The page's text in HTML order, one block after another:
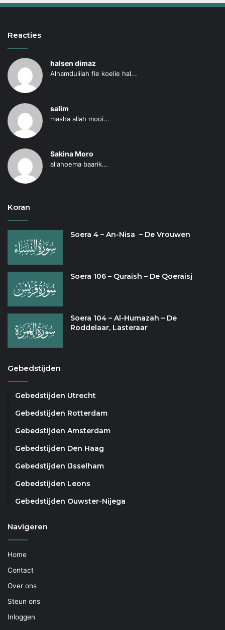
Reacties
halsen dimaz
Alhamdulilah fie koelie hal...
salim
masha allah mooi...
Sakina Moro
allahoema baarik...
Koran
Soera 4 – An-Nisa – De Vrouwen
Soera 106 – Quraish – De Qoeraisj
Soera 104 – Al-Humazah – De
Roddelaar, Lasteraar
Gebedstijden
Gebedstijden Utrecht
Gebedstijden Rotterdam
Gebedstijden Amsterdam
Gebedstijden Den Haag
Gebedstijden IJsselham
Gebedstijden Leons
Gebedstijden Ouwster-Nijega
Navigeren
Home
Contact
Over ons
Steun ons
Inloggen